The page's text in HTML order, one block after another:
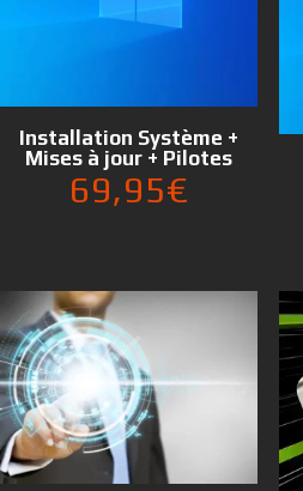
Installation Système +
Mises à jour + Pilotes
69,95€